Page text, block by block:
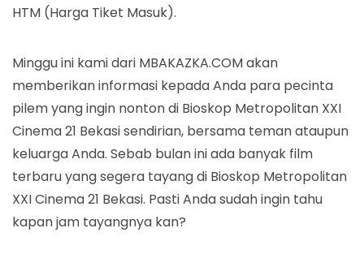
HTM (Harga Tiket Masuk).
Minggu ini kami dari MBAKAZKA.COM akan
memberikan informasi kepada Anda para pecinta
pilem yang ingin nonton di Bioskop Metropolitan XXI
Cinema 21 Bekasi sendirian, bersama teman ataupun
keluarga Anda. Sebab bulan ini ada banyak film
terbaru yang segera tayang di Bioskop Metropolitan
XXI Cinema 21 Bekasi. Pasti Anda sudah ingin tahu
kapan jam tayangnya kan?